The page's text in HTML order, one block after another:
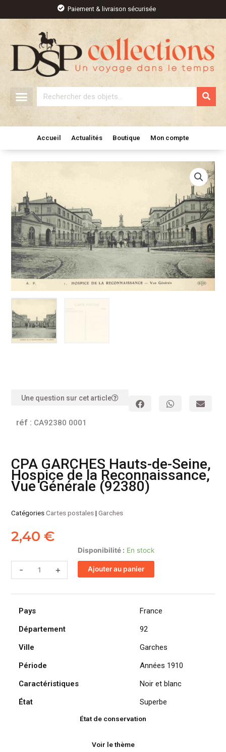
contenu
Paiement & livraison sécurisée
Rechercher
Accueil Actualités Boutique Mon compte
Une question sur cet article
réf : CA92380 0001
CPA GARCHES Hauts-de-Seine,
Hospice de la Reconnaissance,
Vue Générale (92380)
CatégoriesCartes postales|Garches
2,40€
Disponibilité : En stock
-
de
CPA
Hauts-
Seine,
Hospice
Reconnaissance,
Générale
+ Ajouter au panier
Pays
France
Département
92
Ville
Garches
Période
Années 1910
Caractéristiques
Noir et blanc
État
Superbe
État de conservation
Voir le thème